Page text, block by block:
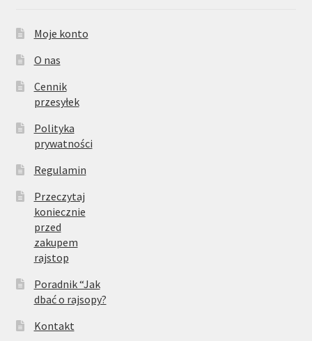
Moje konto
O nas
Cennik
przesyłek
Polityka
prywatności
Regulamin
Przeczytaj
koniecznie
przed
zakupem
rajstop
Poradnik “Jak
dbać o rajsopy?
Kontakt